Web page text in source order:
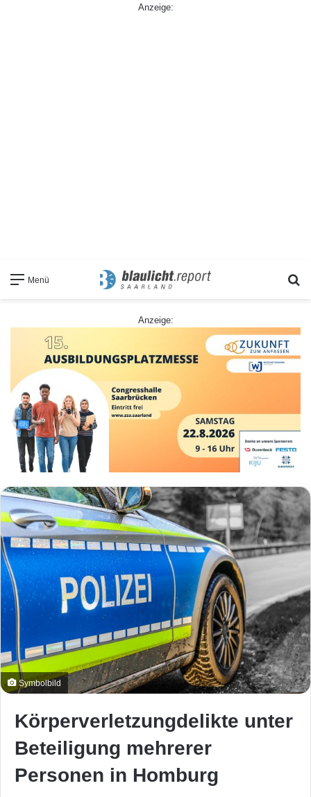
Anzeige:
Menü
Anzeige:
Symbolbild
Körperverletzungdelikte unter
Beteiligung mehrerer
Personen in Homburg